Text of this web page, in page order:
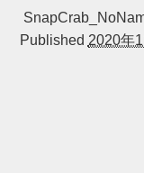
Published 2020年